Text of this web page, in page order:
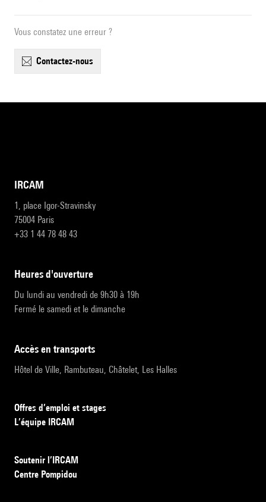
Vous constatez une erreur ?
contactez-nous
IRCAM
1, place Igor-Stravinsky
75004 Paris
+33 1 44 78 48 43
heures d'ouverture
Du lundi au vendredi de 9h30 à 19h
Fermé le samedi et le dimanche
accès en transports
Hôtel de Ville, Rambuteau, Châtelet, Les Halles
Offres d’emploi et stages
L’équipe IRCAM
Soutenir l’IRCAM
Centre Pompidou